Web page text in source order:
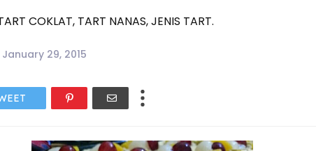
COKLAT, TART NANAS, JENIS TART.
January 29, 2015